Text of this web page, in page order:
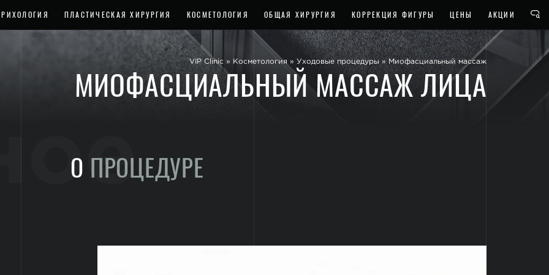
ПЛАСТИЧЕСКАЯ ХИРУРГИЯ КОСМЕТОЛОГИЯ ОБЩАЯ ХИРУРГИЯ КОРРЕКЦИЯ ФИГУРЫ ЦЕНЫ АКЦИИ
VIP Clinic » Косметология » Уходовые процедуры » Миофасциальный массаж
МИОФАСЦИАЛЬНЫЙ МАССАЖ ЛИЦА
О ПРОЦЕДУРЕ